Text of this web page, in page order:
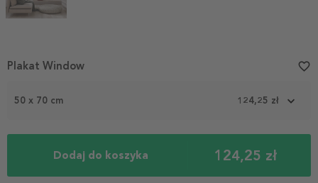
1
50 x 70 cm 124,25 zł
Dodaj do koszyka 124,25 zł
Plakat Window favorite_border